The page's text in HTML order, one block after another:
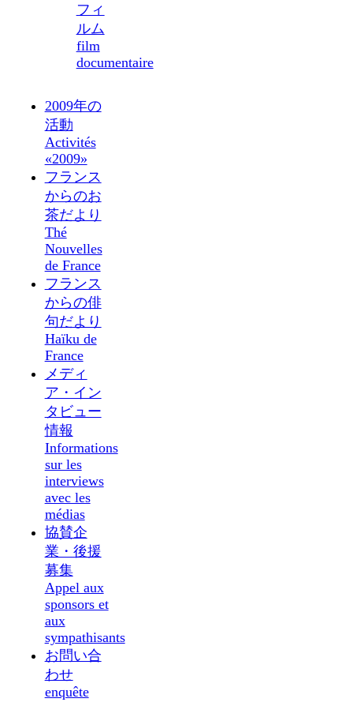
フィ
ルム
film
documentaire
2009年の
活動
Activités
«2009»
フランス
からのお
茶だより
Thé
Nouvelles
de France
フランス
からの俳
句だより
Haïku de
France
メディ
ア・イン
タビュー
情報
Informations
sur les
interviews
avec les
médias
協賛企
業・後援
募集
Appel aux
sponsors et
aux
sympathisants
お問い合
わせ
enquête